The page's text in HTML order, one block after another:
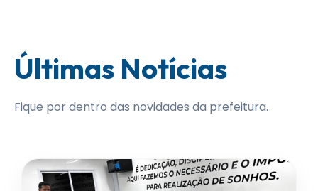
Últimas Notícias
Fique por dentro das novidades da prefeitura.